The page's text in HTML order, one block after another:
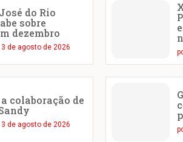
do Rio
sobre
dezembro
3 de agosto de 2026
colaboração de
3 de agosto de 2026